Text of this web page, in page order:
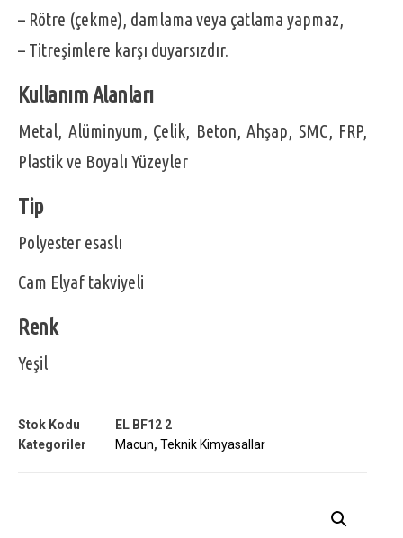
– Rötre (çekme), damlama veya çatlama yapmaz,
– Titreşimlere karşı duyarsızdır.
Kullanım Alanları
Metal, Alüminyum, Çelik, Beton, Ahşap, SMC, FRP,
Plastik ve Boyalı Yüzeyler
Tip
Polyester esaslı
Cam Elyaf takviyeli
Renk
Yeşil
Stok Kodu
EL BF12 2
Kategoriler
Macun, Teknik Kimyasallar